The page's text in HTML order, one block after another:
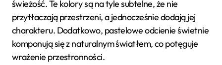
świeżość. Te kolory są na tyle subtelne, że nie
przytłaczają przestrzeni, a jednocześnie dodają jej
charakteru. Dodatkowo, pastelowe odcienie świetnie
komponują się z naturalnym światłem, co potęguje
wrażenie przestronności.